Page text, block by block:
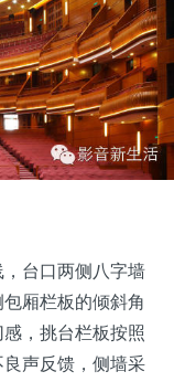
台口两侧八字墙
厢栏板的倾斜角
，挑台栏板按照
声反馈，侧墙采